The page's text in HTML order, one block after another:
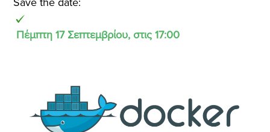
Πέμπτη 17 Σεπτεμβρίου, στις 17:00